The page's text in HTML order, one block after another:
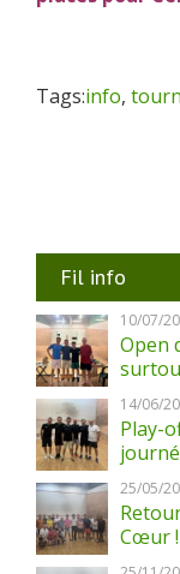
Tags:info,
Fil info
10/07/
Open
14/06/
Play-
25/05/
Cœur !